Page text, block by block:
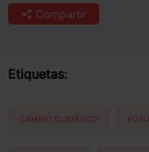
Compartir
Etiquetas:
CAMBIO CLIMÁTICO